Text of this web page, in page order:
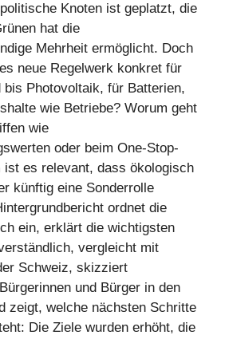
Knoten ist geplatzt, die
hat die
Mehrheit ermöglicht. Doch
neue Regelwerk konkret für
bis Photovoltaik, für Batterien,
wie Betriebe? Worum geht
wie
oder beim One-Stop-
ist es relevant, dass ökologisch
künftig eine Sonderrolle
ordnet die
ein, erklärt die wichtigsten
vergleicht mit
Schweiz, skizziert
und Bürger in den
zeigt, welche nächsten Schritte
Die Ziele wurden erhöht, die